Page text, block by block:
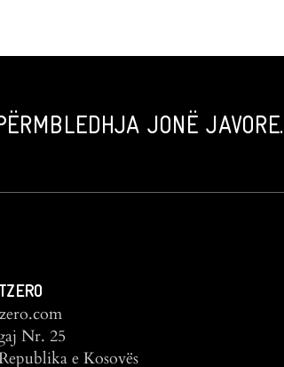
JONË JAVORE.
Nr. 25
e Kosovës